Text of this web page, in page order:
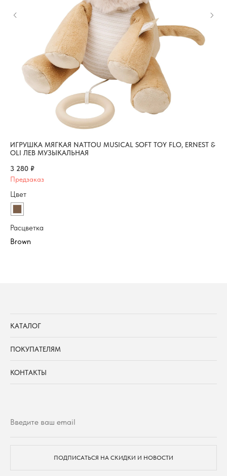
ИГРУШКА МЯГКАЯ NATTOU MUSICAL SOFT TOY FLO, ERNEST &
OLI ЛЕВ МУЗЫКАЛЬНАЯ
3 280 ₽
Цвет
Расцветка
КАТАЛОГ
ПОКУПАТЕЛЯМ
КОНТАКТЫ
ПОДПИСАТЬСЯ НА СКИДКИ И НОВОСТИ